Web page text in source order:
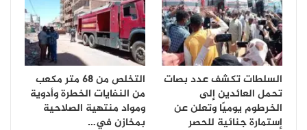
السلطات تكشف عدد بصات
تحمل العائدين إلى
الخرطوم يوميًا وتعلن عن
إستمارة جنائية للحصر
التخلص من 68 متر مكعب
من النفايات الخطرة وأدوية
ومواد منتهية الصلاحية
بمخازن في…